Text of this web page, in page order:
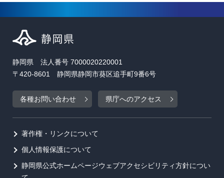
静岡県 法人番号 7000020220001
〒420-8601 静岡県静岡市葵区追手町9番6号
各種お問い合わせ 県庁へのアクセス
著作権・リンクについて
個人情報保護について
静岡県公式ホームページウェブアクセシビリティ方針につい